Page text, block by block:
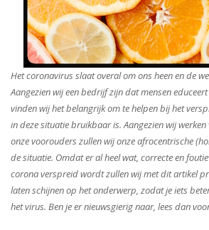
Het coronavirus slaat overal om ons heen en de
Aangezien wij een bedrijf zijn dat mensen
vinden wij het belangrijk om te helpen bij het
in deze situatie bruikbaar is. Aangezien wij
onze voorouders zullen wij onze afrocentrische
de situatie. Omdat er al heel wat, correcte en
corona verspreid wordt zullen wij met dit artikel
laten schijnen op het onderwerp, zodat je iets
het virus. Ben je er nieuwsgierig naar, lees dan